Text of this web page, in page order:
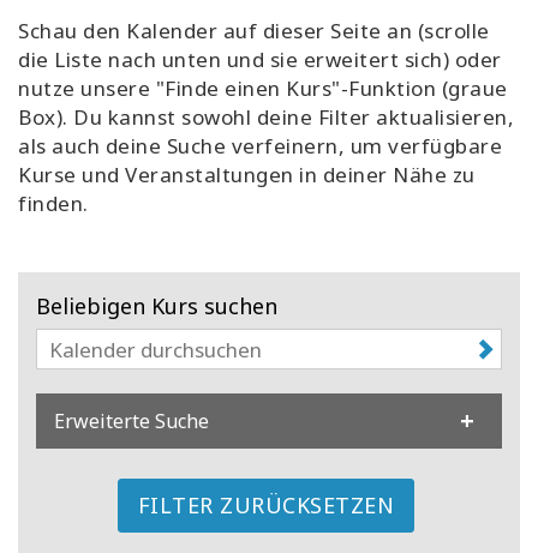
Neuigkeiten
KONTAKT
Schau den Kalender auf dieser Seite an (scrolle
die Liste nach unten und sie erweitert sich) oder
nutze unsere "Finde einen Kurs"-Funktion (graue
Box). Du kannst sowohl deine Filter aktualisieren,
als auch deine Suche verfeinern, um verfügbare
Kurse und Veranstaltungen in deiner Nähe zu
finden.
Beliebigen Kurs suchen
Erweiterte Suche
FILTER ZURÜCKSETZEN